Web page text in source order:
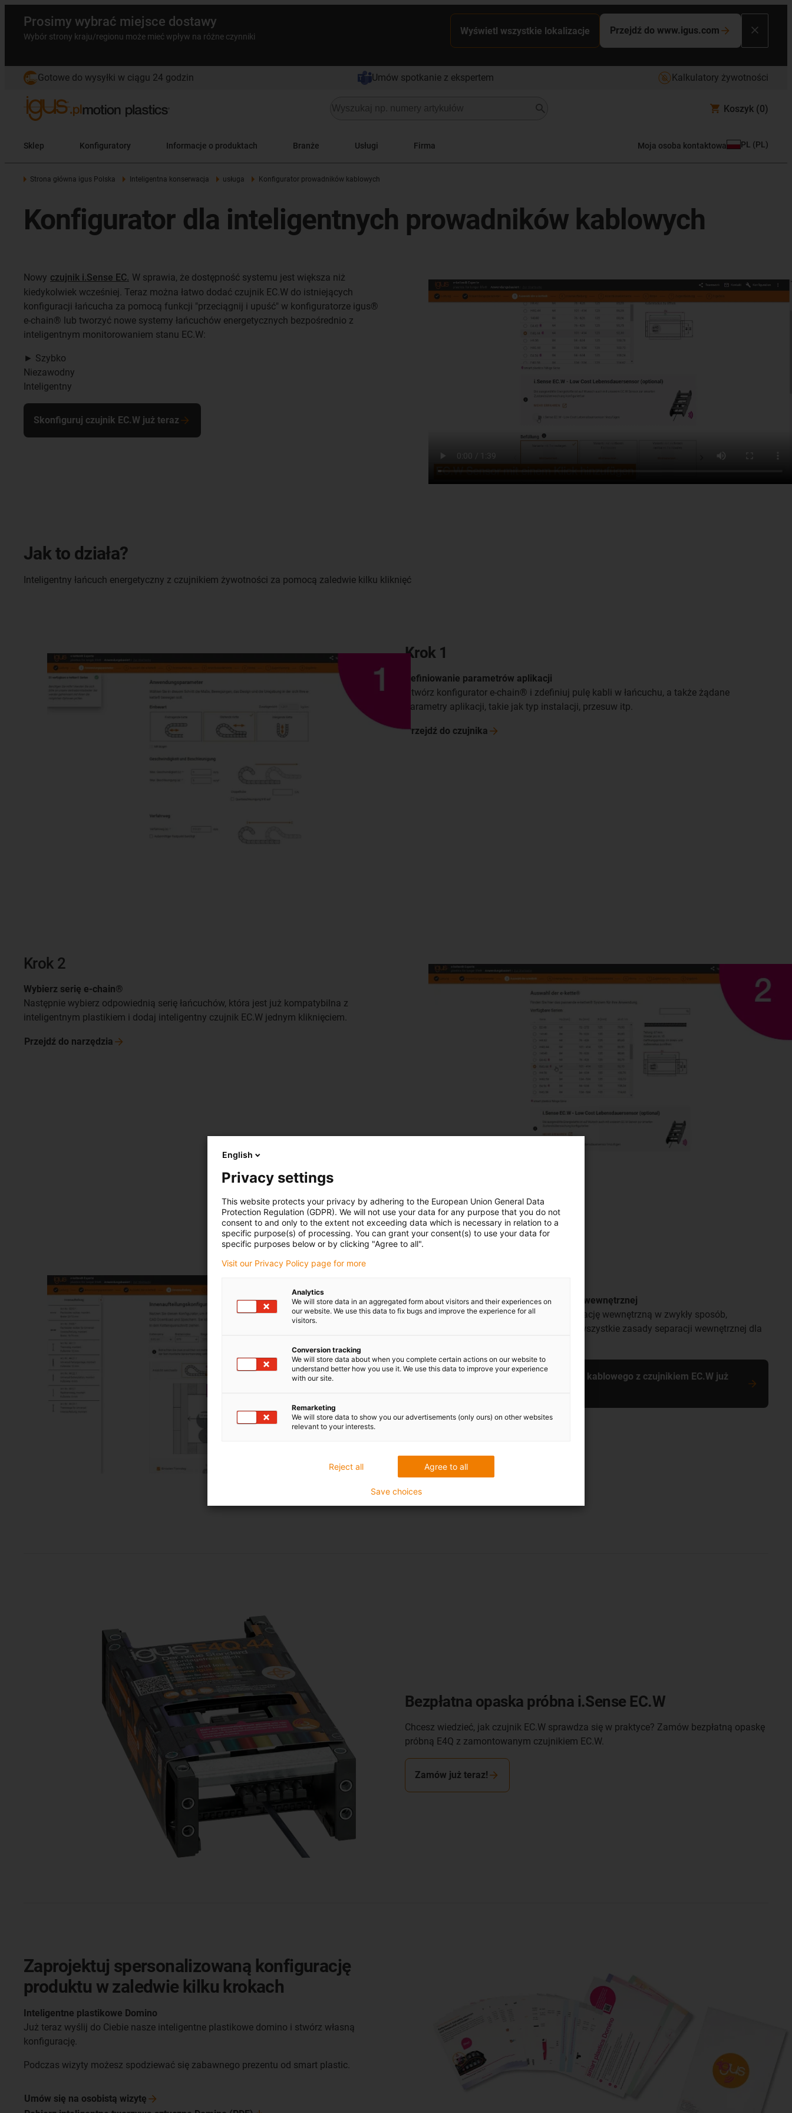
Prosimy wybrać miejsce dostawy
Wybór strony kraju/regionu może mieć wpływ na różne czynniki
Wyświetl wszystkie lokalizacje Przejdź do www.igus.com
Gotowe do wysyłki w ciągu 24 godzin Umów spotkanie z ekspertem Kalkulatory żywotności
Koszyk (0)
Sklep Konfiguratory Informacje o produktach Branże Usługi Firma Moja osoba kontaktowa PL (PL )
Strona główna igus Polska Inteligentna konserwacja usługa Konfigurator prowadników kablowych
Konfigurator dla inteligentnych prowadników kablowych
Nowy czujnik i.Sense EC. W sprawia, że dostępność systemu jest większa niż
kiedykolwiek wcześniej. Teraz można łatwo dodać czujnik EC.W do istniejących
konfiguracji łańcucha za pomocą funkcji "przeciągnij i upuść" w konfiguratorze igus®
e-chain® lub tworzyć nowe systemy łańcuchów energetycznych bezpośrednio z
inteligentnym monitorowaniem stanu EC.W:
► Szybko
Niezawodny
Inteligentny
Skonfiguruj czujnik EC.W już teraz
Jak to działa?
Inteligentny łańcuch energetyczny z czujnikiem żywotności za pomocą zaledwie kilku kliknięć
Krok 1
Definiowanie parametrów aplikacji
Otwórz konfigurator e-chain® i zdefiniuj pulę kabli w łańcuchu, a także żądane
parametry aplikacji, takie jak typ instalacji, przesuw itp.
Przejdź do czujnika
Krok 2
Wybierz serię e-chain®
Następnie wybierz odpowiednią serię łańcuchów, która jest już kompatybilna z
inteligentnym plastikiem i dodaj inteligentny czujnik EC.W jednym kliknięciem.
Przejdź do narzędzia
Przeprowadzenie indywidualnej separacji wewnętrznej
Teraz można utworzyć indywidualną separację wewnętrzną w zwykły sposób,
oczywiście automatycznie uwzględniając wszystkie zasady separacji wewnętrznej dla
Konfiguracja inteligentnego prowadnika kablowego z czujnikiem EC.W już
Bezpłatna opaska próbna i.Sense EC.W
Chcesz wiedzieć, jak czujnik EC.W sprawdza się w praktyce? Zamów bezpłatną opaskę
próbną E4Q z zamontowanym czujnikiem EC.W.
Zamów już teraz!
Zaprojektuj spersonalizowaną konfigurację
produktu w zaledwie kilku krokach
Inteligentne plastikowe Domino
Już teraz wyślij do Ciebie nasze inteligentne plastikowe domino i stwórz własną
konfigurację.
Podczas wizyty możesz spodziewać się zabawnego prezentu od smart plastic.
Umów się na osobistą wizytę
English
Privacy settings
This website protects your privacy by adhering to the European Union General Data
Protection Regulation (GDPR). We will not use your data for any purpose that you do not
consent to and only to the extent not exceeding data which is necessary in relation to a
specific purpose(s) of processing. You can grant your consent(s) to use your data for
specific purposes below or by clicking "Agree to all".
Visit our Privacy Policy page for more
Analytics
We will store data in an aggregated form about visitors and their experiences on
our website. We use this data to fix bugs and improve the experience for all
visitors.
Conversion tracking
We will store data about when you complete certain actions on our website to
understand better how you use it. We use this data to improve your experience
with our site.
Remarketing
We will store data to show you our advertisements (only ours) on other websites
relevant to your interests.
Agree to all
Reject all
Save choices